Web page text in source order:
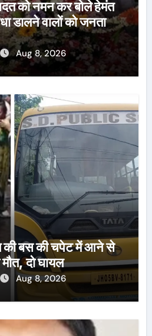
को नमन कर बोले हेमंत
डालने वालों को जनता
Aug 8, 2026
की बस की चपेट में आने से
मौत, दो घायल
Aug 8, 2026